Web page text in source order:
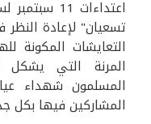
تسعيان" لإعادة
التعايشات المكونة
المرنة التي
المسلمون شهداء
المشاركين فيها بكل